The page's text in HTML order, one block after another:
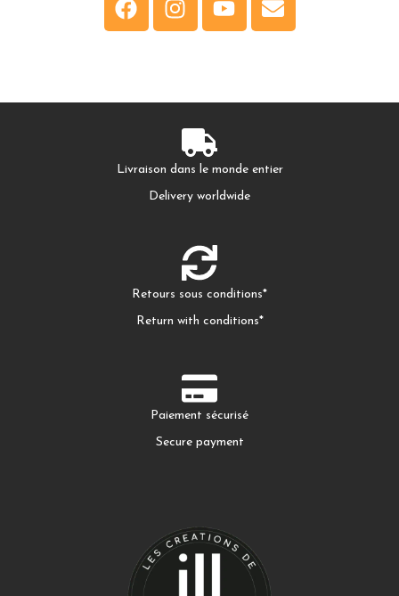
F
k
I
g
r
a
m
Y
E
e
Livraison dans le monde entier
Delivery worldwide
Retours sous conditions*
Return with conditions*
Paiement sécurisé
Secure payment